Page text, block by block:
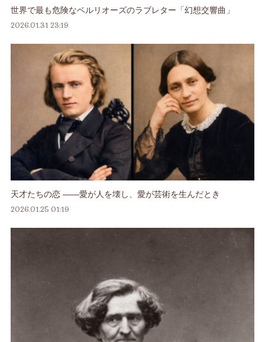
世界で最も危険なベルリオーズのラブレター「幻想交響曲」
2026.01.31 23:19
天才たちの恋 ――愛が人を壊し、愛が芸術を生んだとき
2026.01.25 01:19